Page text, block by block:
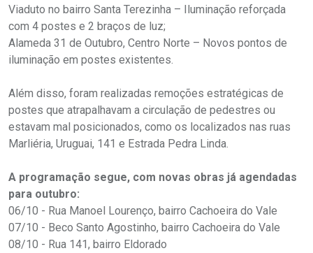
Viaduto no bairro Santa Terezinha – Iluminação reforçada
com 4 postes e 2 braços de luz;
Alameda 31 de Outubro, Centro Norte – Novos pontos de
iluminação em postes existentes.
Além disso, foram realizadas remoções estratégicas de
postes que atrapalhavam a circulação de pedestres ou
estavam mal posicionados, como os localizados nas ruas
Marliéria, Uruguai, 141 e Estrada Pedra Linda.
A programação segue, com novas obras já agendadas
para outubro:
06/10 - Rua Manoel Lourenço, bairro Cachoeira do Vale
07/10 - Beco Santo Agostinho, bairro Cachoeira do Vale
08/10 - Rua 141, bairro Eldorado